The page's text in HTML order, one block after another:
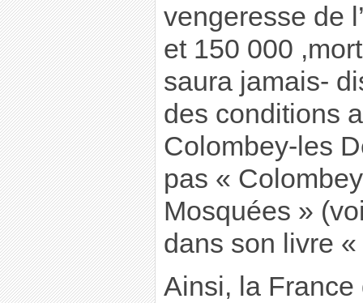
vengeresse de
et 150 000
saura jamais-
des conditions
Colombey-les
pas «
Mosquées »
dans son livre «
Ainsi, la France